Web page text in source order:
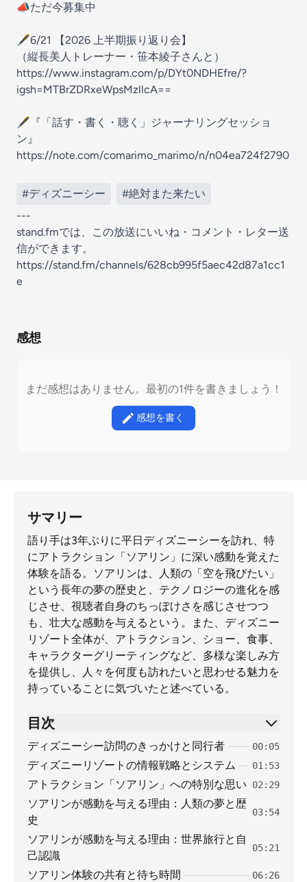
📣ただ今募集中
🖋️6/21 【2026 上半期振り返り会】
（縦長美人トレーナー・笹本綾子さんと）
https://www.instagram.com/p/DYt0NDHEfre/?
igsh=MTBrZDRxeWpsMzllcA==
🖋️『「話す・書く・聴く」ジャーナリングセッショ
ン』
https://note.com/comarimo_marimo/n/n04ea724f2790
#ディズニーシー
#絶対また来たい
---
stand.fmでは、この放送にいいね・コメント・レター送
信ができます。
https://stand.fm/channels/628cb995f5aec42d87a1cc1
e
感想
まだ感想はありません。最初の1件を書きましょう！
感想を書く
サマリー
語り手は3年ぶりに平日ディズニーシーを訪れ、特
にアトラクション「ソアリン」に深い感動を覚えた
体験を語る。ソアリンは、人類の「空を飛びたい」
という長年の夢の歴史と、テクノロジーの進化を感
じさせ、視聴者自身のちっぽけさを感じさせつつ
も、壮大な感動を与えるという。また、ディズニー
リゾート全体が、アトラクション、ショー、食事、
キャラクターグリーティングなど、多様な楽しみ方
を提供し、人々を何度も訪れたいと思わせる魅力を
持っていることに気づいたと述べている。
目次
ディズニーシー訪問のきっかけと同行者 00:05
ディズニーリゾートの情報戦略とシステム 01:53
アトラクション「ソアリン」への特別な思い 02:29
ソアリンが感動を与える理由：人類の夢と歴
史
03:54
ソアリンが感動を与える理由：世界旅行と自
己認識
05:21
ソアリン体験の共有と待ち時間 06:26